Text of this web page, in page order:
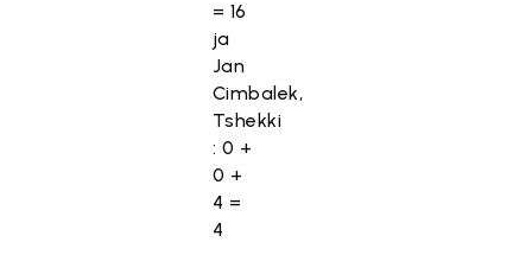
= 16
ja
Jan
Cimbalek,
Tshekki
: 0 +
0 +
4 =
4